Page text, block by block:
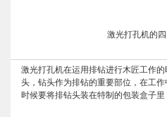
激光打孔机的
激光打孔机在运用排钻进行木匠工作
头，钻头作为排钻的重要部位，在工
时候要将排钻头装在特制的包装盒子里